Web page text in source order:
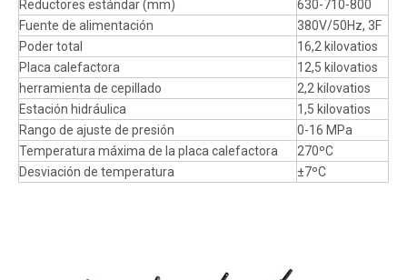
Reductores estándar (mm)
630-710-800
Fuente de alimentación
380V/50Hz, 3F
Poder total
16,2 kilovatios
Placa calefactora
12,5 kilovatios
herramienta de cepillado
2,2 kilovatios
Estación hidráulica
1,5 kilovatios
Rango de ajuste de presión
0-16 MPa
Temperatura máxima de la placa calefactora
270ºC
Desviación de temperatura
±7ºC